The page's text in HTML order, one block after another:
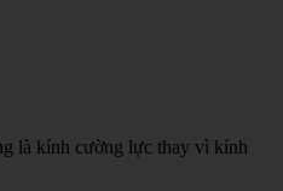
là kính cường lực thay vì kính